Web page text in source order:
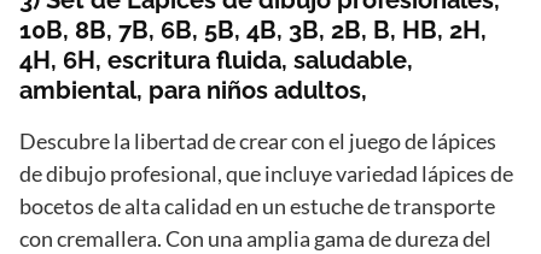
10B, 8B, 7B, 6B, 5B, 4B, 3B, 2B, B, HB, 2H,
4H, 6H, escritura fluida, saludable,
ambiental, para niños adultos,
Descubre la libertad de crear con el juego de lápices
de dibujo profesional, que incluye variedad lápices de
bocetos de alta calidad en un estuche de transporte
con cremallera. Con una amplia gama de dureza del